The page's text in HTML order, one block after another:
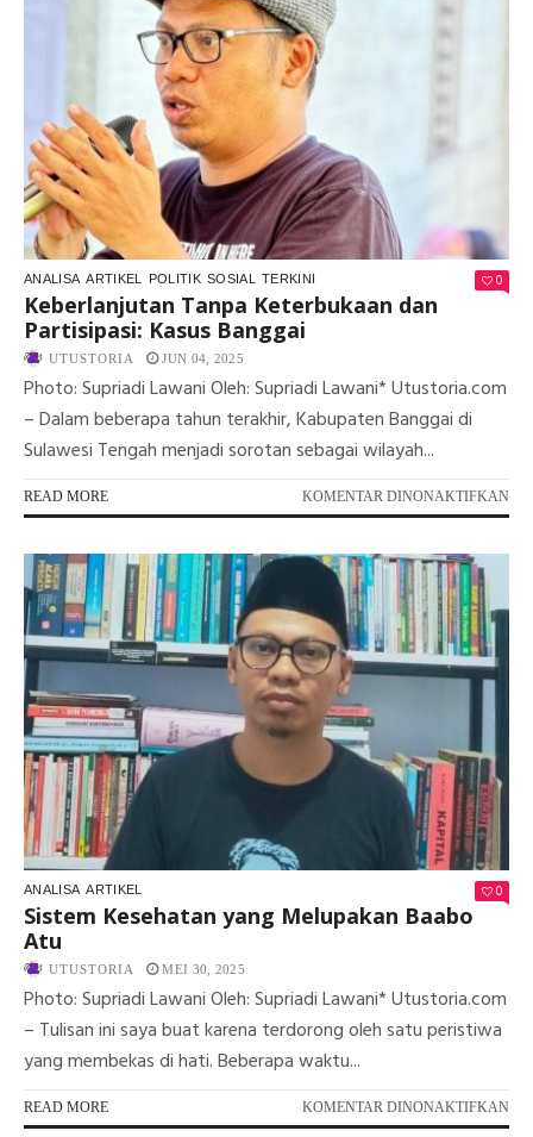
ANALISA ARTIKEL POLITIK SOSIAL TERKINI 0
Keberlanjutan Tanpa Keterbukaan dan
Partisipasi: Kasus Banggai
UTUSTORIA JUN 04, 2025
Photo: Supriadi Lawani Oleh: Supriadi Lawani* Utustoria.com
– Dalam beberapa tahun terakhir, Kabupaten Banggai di
Sulawesi Tengah menjadi sorotan sebagai wilayah...
READ MORE KOMENTAR DINONAKTIFKAN
ANALISA ARTIKEL 0
Sistem Kesehatan yang Melupakan Baabo
Atu
UTUSTORIA MEI 30, 2025
Photo: Supriadi Lawani Oleh: Supriadi Lawani* Utustoria.com
– Tulisan ini saya buat karena terdorong oleh satu peristiwa
yang membekas di hati. Beberapa waktu...
READ MORE KOMENTAR DINONAKTIFKAN